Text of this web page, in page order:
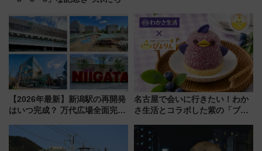
【2026年最新】新潟駅の再開発
はいつ完成？ 万代広場全面完成
開発、バスタ新潟構想まで徹底
解説！
名古屋で会いに行きたい！わか
さ生活とコラボした紫の「ブル
売